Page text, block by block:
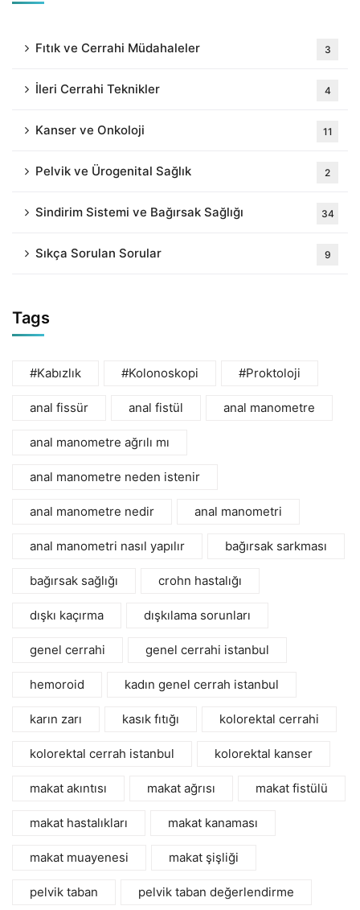
Fıtık ve Cerrahi Müdahaleler 3
İleri Cerrahi Teknikler 4
Kanser ve Onkoloji 11
Pelvik ve Ürogenital Sağlık 2
Sindirim Sistemi ve Bağırsak Sağlığı 34
Sıkça Sorulan Sorular 9
Tags
#Kabızlık #Kolonoskopi #Proktoloji
anal fissür anal fistül anal manometre
anal manometre ağrılı mı
anal manometre neden istenir
anal manometre nedir anal manometri
anal manometri nasıl yapılır bağırsak sarkması
bağırsak sağlığı crohn hastalığı
dışkı kaçırma dışkılama sorunları
genel cerrahi genel cerrahi istanbul
hemoroid kadın genel cerrah istanbul
karın zarı kasık fıtığı kolorektal cerrahi
kolorektal cerrah istanbul kolorektal kanser
makat akıntısı makat ağrısı makat fistülü
makat hastalıkları makat kanaması
makat muayenesi makat şişliği
pelvik taban pelvik taban değerlendirme